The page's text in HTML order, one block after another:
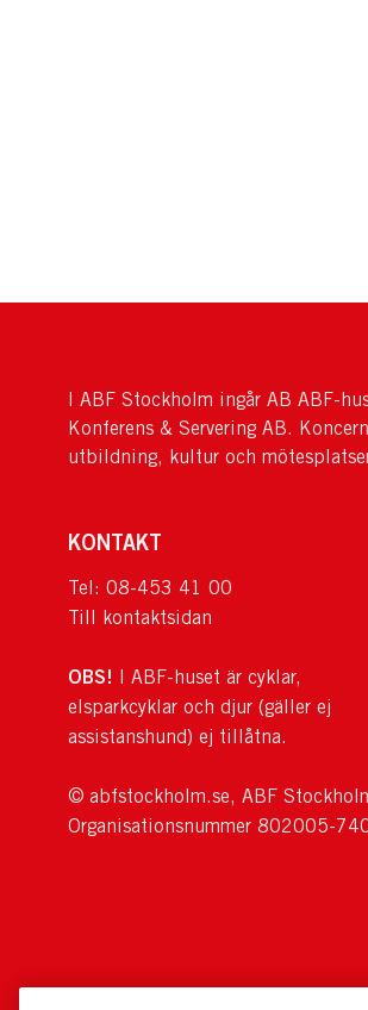
I ABF Stockholm ingår AB ABF-
Konferens & Servering AB.
utbildning, kultur och
KONTAKT
Tel: 08-453 41 00
Till kontaktsidan
OBS! I ABF-huset är cyklar,
elsparkcyklar och djur (gäller ej
assistanshund) ej tillåtna.
© abfstockholm.se, ABF
Organisationsnummer 802005-